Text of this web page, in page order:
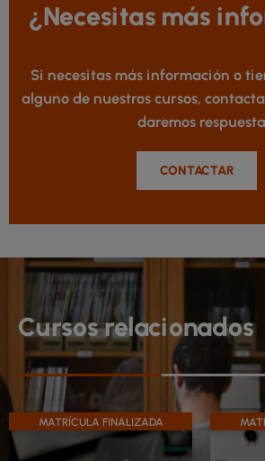
¿Necesitas más
Si necesitas más información o
alguno de nuestros cursos,
daremos respuesta
CONTACTAR
Cursos relacionados
MATRÍCULA FINALIZADA
Este
producto